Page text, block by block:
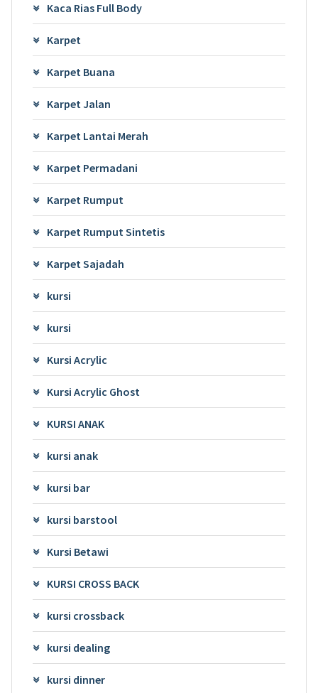
Kaca Rias Full Body
Karpet
Karpet Buana
Karpet Jalan
Karpet Lantai Merah
Karpet Permadani
Karpet Rumput
Karpet Rumput Sintetis
Karpet Sajadah
kursi
kursi
Kursi Acrylic
Kursi Acrylic Ghost
KURSI ANAK
kursi anak
kursi bar
kursi barstool
Kursi Betawi
KURSI CROSS BACK
kursi crossback
kursi dealing
kursi dinner